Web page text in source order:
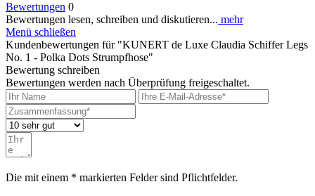
Bewertungen 0
Bewertungen lesen, schreiben und diskutieren... mehr
Menü schließen
Kundenbewertungen für "KUNERT de Luxe Claudia Schiffer Legs
No. 1 - Polka Dots Strumpfhose"
Bewertung schreiben
Bewertungen werden nach Überprüfung freigeschaltet.
Die mit einem * markierten Felder sind Pflichtfelder.